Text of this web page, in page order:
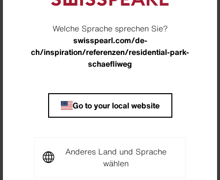
Welche Sprache sprechen Sie?
swisspearl.com/de-
ch/inspiration/referenzen/residential-park-
schaefliweg
Go to your local website
Anderes Land und Sprache
wählen
Bazenheid, Schweiz
Thaler Partner Architekten AG, Bronschhofen,
Schweiz
Kuno Thaler
Jürg Zürcher Fotografie, St. Gallen, Schweiz